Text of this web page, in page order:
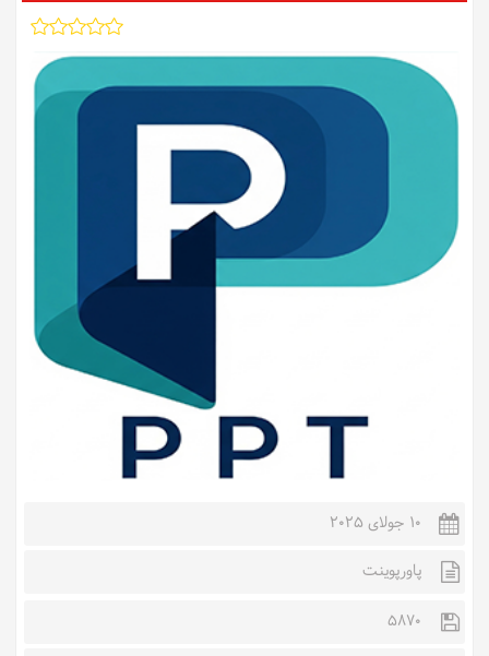
10 جولای 2025
پاورپوینت
5870